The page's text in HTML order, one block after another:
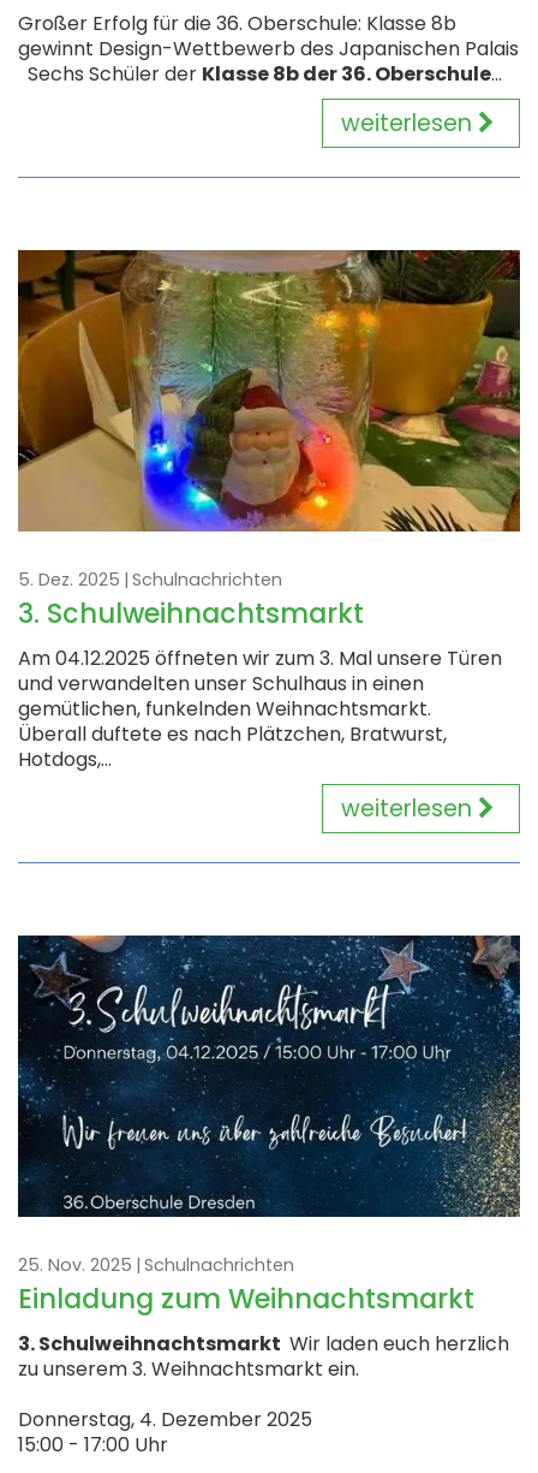
Großer Erfolg für die 36. Oberschule: Klasse 8b
gewinnt Design-Wettbewerb des Japanischen Palais
Sechs Schüler der Klasse 8b der 36. Oberschule...
weiterlesen
5. Dez. 2025 Schulnachrichten
3. Schulweihnachtsmarkt
Am 04.12.2025 öffneten wir zum 3. Mal unsere Türen
und verwandelten unser Schulhaus in einen
gemütlichen, funkelnden Weihnachtsmarkt.
Überall duftete es nach Plätzchen, Bratwurst,
Hotdogs,...
weiterlesen
25. Nov. 2025 Schulnachrichten
Einladung zum Weihnachtsmarkt
3. Schulweihnachtsmarkt Wir laden euch herzlich
zu unserem 3. Weihnachtsmarkt ein.
Donnerstag, 4. Dezember 2025
15:00 - 17:00 Uhr